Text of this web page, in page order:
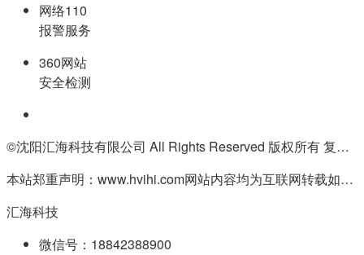
网络110
报警服务
360网站
安全检测
©沈阳汇海科技有限公司 All Rights Reserved 版权所有 复制必究
本站郑重声明：www.hvihi.com网站内容均为互联网转载如有侵权请联系QQ:55506560删除
汇海科技
微信号：18842388900